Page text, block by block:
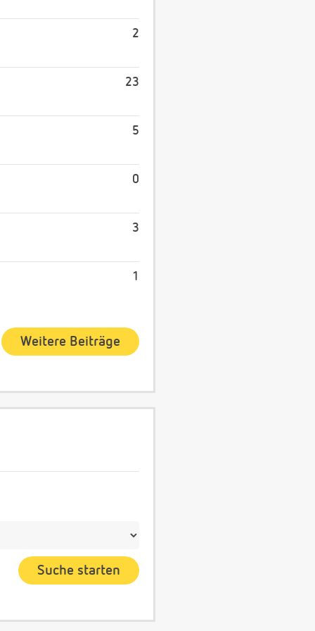
2
23
5
0
3
1
Weitere Beiträge